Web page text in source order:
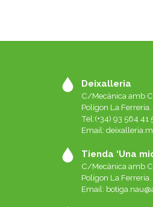
Deixalleria
C/Mecànica amb
Polígon La
Tel:(+34) 93 564 41
Email:
Tienda ‘Una
C/Mecànica amb
Polígon La
Email: